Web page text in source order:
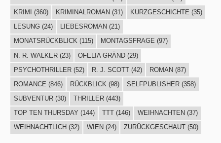
KRIMI
(360) KRIMINALROMAN (31) KURZGESCHICHTE (35)
LESUNG(24) LIEBESROMAN (21)
MONATSRÜCKBLICK(115) MONTAGSFRAGE (97)
N. R. WALKER(23) OFELIA GRÄND(29)
PSYCHOTHRILLER(52) R. J. SCOTT(42) ROMAN(87)
ROMANCE (846) RÜCKBLICK (98) SELFPUBLISHER(358)
SUBVENTUR(30) THRILLER(443)
TOP TEN THURSDAY (144) TTT(146) WEIHNACHTEN (37)
WEIHNACHTLICH (32) WIEN (24) ZURÜCKGESCHAUT(50)